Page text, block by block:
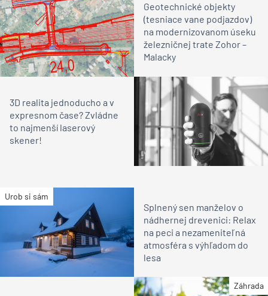
Geotechnické objekty
(tesniace vane podjazdov)
na modernizovanom úseku
železničnej trate Zohor –
Malacky
3D realita jednoducho a v
expresnom čase? Zvládne
to najmenší laserový
skener!
Urob si sám
Splnený sen manželov o
nádhernej drevenici: Relax
na peci a nezameniteľná
atmosféra s výhľadom do
lesa
Záhrada